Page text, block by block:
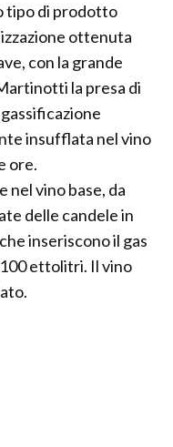
tipo di prodotto
ottenuta
con la grande
la presa di
insufflata nel vino
ore.
nel vino base, da
delle candele in
inseriscono il gas
ettolitri. Il vino